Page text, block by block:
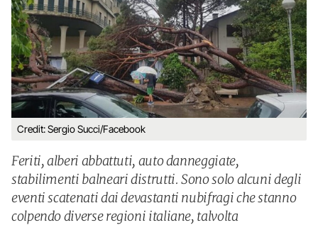
Credit: Sergio Succi/Facebook
Feriti, alberi abbattuti, auto danneggiate,
stabilimenti balneari distrutti. Sono solo alcuni degli
eventi scatenati dai devastanti nubifragi che stanno
colpendo diverse regioni italiane, talvolta